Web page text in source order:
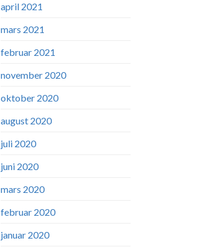
april 2021
mars 2021
februar 2021
november 2020
oktober 2020
august 2020
juli 2020
juni 2020
mars 2020
februar 2020
januar 2020